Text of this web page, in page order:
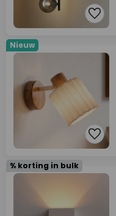
Nieuw
% korting in bulk